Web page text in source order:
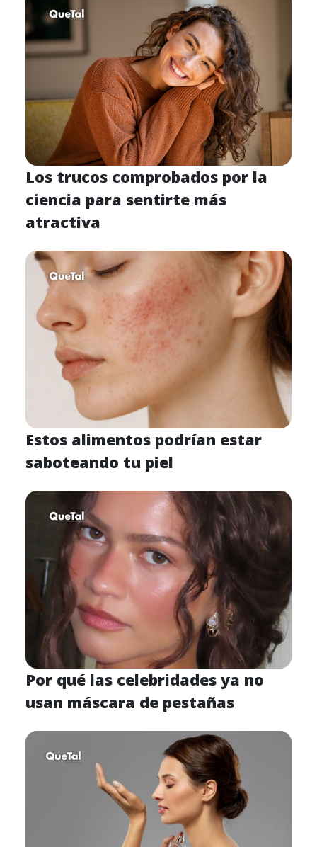
Los trucos comprobados por la
ciencia para sentirte más
atractiva
Estos alimentos podrían estar
saboteando tu piel
Por qué las celebridades ya no
usan máscara de pestañas